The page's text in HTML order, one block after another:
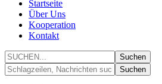
Startseite
Über Uns
Kooperation
Kontakt